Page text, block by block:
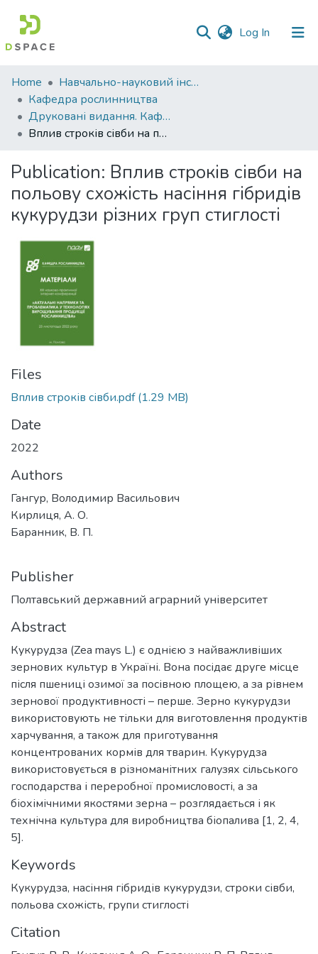
Log In (current)
Communities
&
Collections
All of DSpace
Statistics
Home
Навчально-науковий інститут агротехнологій, селекції та екології
Кафедра рослинництва
Друковані видання. Кафедра рослинництва
Вплив строків сівби на польову схожість насіння гібридів кукурудзи різних груп стиглості
Publication: Вплив строків сівби на
польову схожість насіння гібридів
кукурудзи різних груп стиглості
Files
Вплив строків сівби.pdf(1.29 MB)
Date
2022
Authors
Гангур, Володимир Васильович
Кирлиця, А. О.
Баранник, В. П.
Publisher
Полтавський державний аграрний університет
Abstract
Кукурудза (Zea mays L.) є однією з найважливіших
зернових культур в Україні. Вона посідає друге місце
після пшениці озимої за посівною площею, а за рівнем
зернової продуктивності – перше. Зерно кукурудзи
використовують не тільки для виготовлення продуктів
харчування, а також для приготування
концентрованих кормів для тварин. Кукурудза
використовується в різноманітних галузях сільського
господарства і переробної промисловості, а за
біохімічними якостями зерна – розглядається і як
технічна культура для виробництва біопалива [1, 2, 4,
5].
Keywords
Кукурудза, насіння гібридів кукурудзи, строки сівби,
польова схожість, групи стиглості
Citation